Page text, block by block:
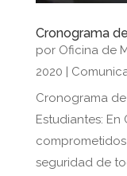
Cronograma
por Oficina de
2020
Cronograma
Estudiantes: En
seguridad de